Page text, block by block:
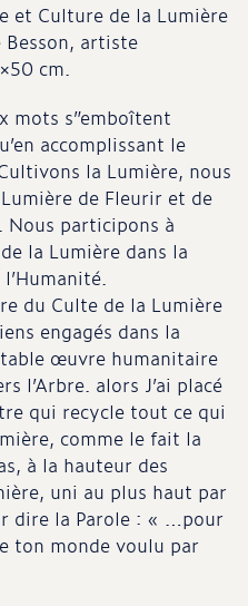
et Culture de la Lumière
artiste
cm.
mots s”emboîtent
accomplissant le
la Lumière, nous
de Fleurir et de
Nous participons à
la Lumière dans la
du Culte de la Lumière
engagés dans la
œuvre humanitaire
l’Arbre. alors J’ai placé
qui recycle tout ce qui
comme le fait la
à la hauteur des
uni au plus haut par
dire la Parole : « …pour
ton monde voulu par